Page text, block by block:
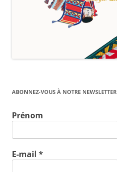
ABONNEZ-VOUS À NOTRE NEWSLETTER
Prénom
E-mail *